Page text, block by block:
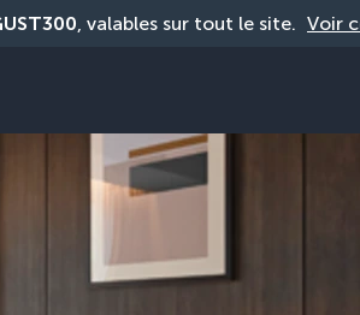
, valables sur tout le site. Voir